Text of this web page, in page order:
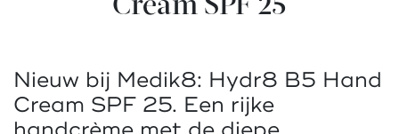
Cream SPF 25
Nieuw bij Medik8: Hydr8 B5 Hand
Cream SPF 25. Een rijke